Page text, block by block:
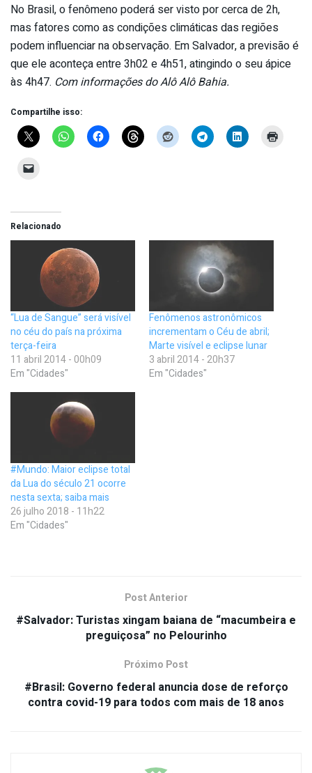
No Brasil, o fenômeno poderá ser visto por cerca de 2h,
mas fatores como as condições climáticas das regiões
podem influenciar na observação. Em Salvador, a previsão é
que ele aconteça entre 3h02 e 4h51, atingindo o seu ápice
às 4h47. Com informações do Alô Alô Bahia.
Compartilhe isso:
Relacionado
“Lua de Sangue” será visível
no céu do país na próxima
terça-feira
11 abril 2014 - 00h09
Em "Cidades"
Fenômenos astronômicos
incrementam o Céu de abril;
Marte visível e eclipse lunar
3 abril 2014 - 20h37
Em "Cidades"
#Mundo: Maior eclipse total
da Lua do século 21 ocorre
nesta sexta; saiba mais
26 julho 2018 - 11h22
Em "Cidades"
Post Anterior
#Salvador: Turistas xingam baiana de “macumbeira e
preguiçosa” no Pelourinho
Próximo Post
#Brasil: Governo federal anuncia dose de reforço
contra covid-19 para todos com mais de 18 anos